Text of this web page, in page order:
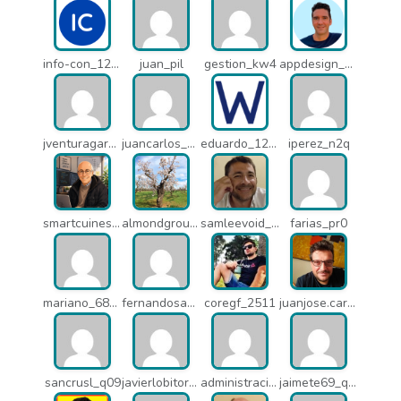
info-con_12812 juan_pil gestion_kw4 appdesign_pbe
jventuragarcia_13040 juancarlos_ptr eduardo_12367 iperez_n2q
smartcuines_1378 almondgroup1984_pjc samleevoid_n58 farias_pr0
mariano_6807 fernandosanche_q11 coregf_2511 juanjose.carmona_182
sancrusl_q09 javierlobitort_pz2 administracion_q24 jaimete69_q26